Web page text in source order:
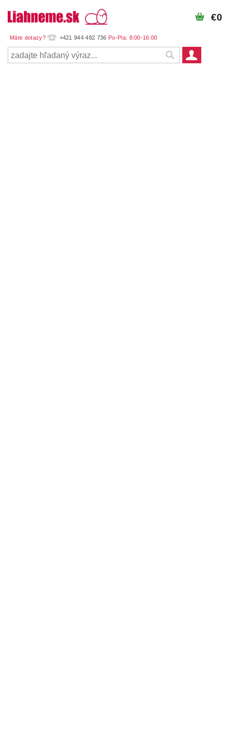
+421 944 482 736
€0